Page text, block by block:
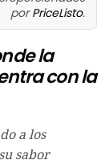
porPriceListo.
la
con la
a los
sabor